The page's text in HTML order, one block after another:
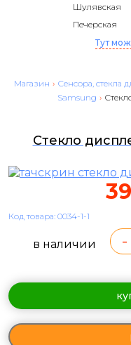
Шулявская
Печерская
Тут
Магазин › Сенсора, стекла
Samsung ›
Стекло
Код товара: 0034-1-1
в наличии -